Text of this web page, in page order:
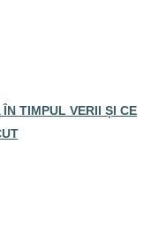
TIMPUL VERII ȘI CE